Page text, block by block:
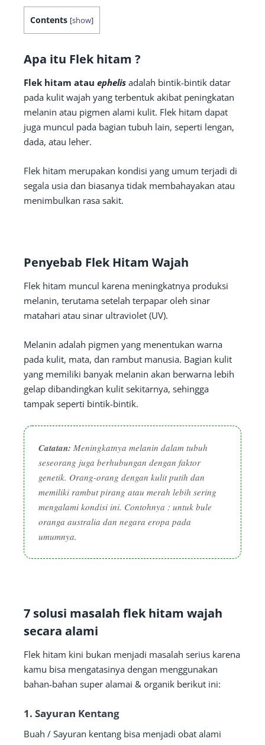
Contents [show]
Apa itu Flek hitam ?
Flek hitam atau ephelis adalah bintik-bintik datar
pada kulit wajah yang terbentuk akibat peningkatan
melanin atau pigmen alami kulit. Flek hitam dapat
juga muncul pada bagian tubuh lain, seperti lengan,
dada, atau leher.
Flek hitam merupakan kondisi yang umum terjadi di
segala usia dan biasanya tidak membahayakan atau
menimbulkan rasa sakit.
Penyebab FlekHitam Wajah
Flek hitam muncul karena meningkatnya produksi
melanin, terutama setelah terpapar oleh sinar
matahari atau sinar ultraviolet (UV).
Melanin adalah pigmen yang menentukan warna
pada kulit, mata, dan rambut manusia. Bagian kulit
yang memiliki banyak melanin akan berwarna lebih
gelap dibandingkan kulit sekitarnya, sehingga
tampak seperti bintik-bintik.
Catatan: Meningkatnya melanin dalam tubuh
seseorang juga berhubungan dengan faktor
genetik. Orang-orang dengan kulit putih dan
memiliki rambut pirang atau merah lebih sering
mengalami kondisi ini. Contohnya : untuk bule
oranga australia dan negara eropa pada
umumnya.
7 solusi masalah flek hitam wajah
secara alami
Flek hitam kini bukan menjadi masalah serius karena
kamu bisa mengatasinya dengan menggunakan
bahan-bahan super alamai & organik berikut ini:
1. Sayuran Kentang
Buah / Sayuran kentang bisa menjadi obat alami